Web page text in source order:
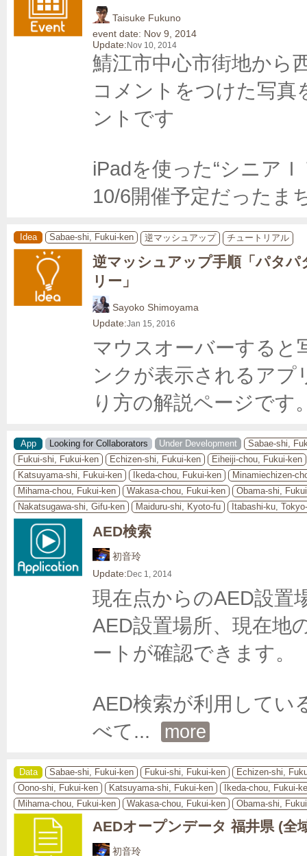
Taisuke Fukuno
event date: Nov 9, 2014
Update: Nov 10, 2014
鯖江市中心市街地から
コメントをつけた写
ントです
iPadを使った“シニア
10/6開催予定だったま
Idea Sabae-shi, Fukui-ken 逆マッシュアップ チュートリアル
逆マッシュアップ手順「パタパ
リー」
Sayoko Shimoyama
Update:Jan 15, 2016
マウスオーバーすると
ンクが表示されるア
り方の解説ページです
App Looking for Collaborators Under Development
Sabae-shi,
Fukui-shi, Fukui-ken
Echizen-shi, Fukui-ken
Eiheiji-chou, Fukui-ken
Katsuyama-shi, Fukui-ken
Ikeda-chou, Fukui-ken
Minamiechizen-
Mihama-chou, Fukui-ken
Wakasa-chou, Fukui-ken
Obama-shi,
Nakatsugawa-shi, Gifu-ken
Maiduru-shi, Kyoto-fu Itabashi-ku,
AED検索
初音玲
Update: Dec 1, 2014
現在点からのAED設置
AED設置場所、現在地
ートが確認できます。
AED検索が利用してい
べて... more
Data Sabae-shi, Fukui-ken Fukui-shi, Fukui-ken
Echizen-shi,
Oono-shi, Fukui-ken
Katsuyama-shi, Fukui-ken
Ikeda-chou, Fukui-
Mihama-chou, Fukui-ken
Wakasa-chou, Fukui-ken Obama-shi,
AEDオープンデータ 福井県 (全
初音玲